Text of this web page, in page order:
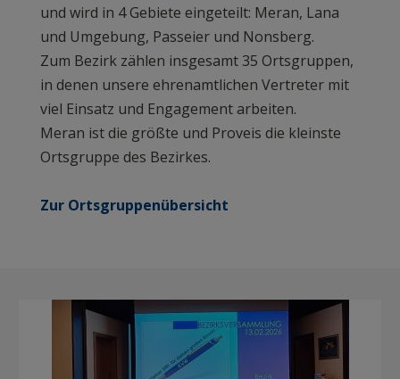
und wird in 4 Gebiete eingeteilt: Meran, Lana
und Umgebung, Passeier und Nonsberg.
Zum Bezirk zählen insgesamt 35 Ortsgruppen,
in denen unsere ehrenamtlichen Vertreter mit
viel Einsatz und Engagement arbeiten.
Meran ist die größte und Proveis die kleinste
Ortsgruppe des Bezirkes.
Zur Ortsgruppenübersicht